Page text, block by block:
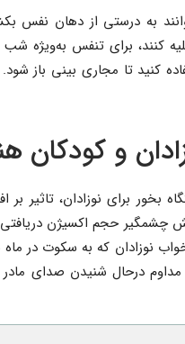
به درستی از دهان نفس
کنند، برای تنفس به‌ویژه
کنید تا مجاری بینی باز
و کودکان
بخور برای نوزادان،
چشمگیر حجم اکسیژن
نوزادان که به سکوت در ماه
درحال شنیدن صدای مادر